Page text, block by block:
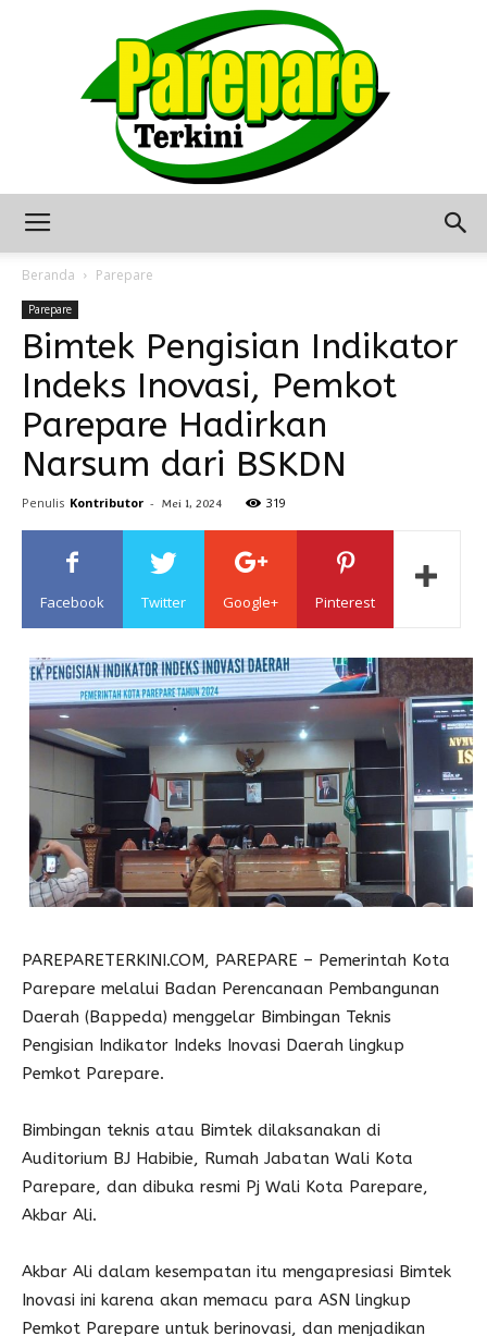
Terkini
Seputar
Sulawesi
Beranda Parepare
Parepare
Bimtek Pengisian Indikator
Indeks Inovasi, Pemkot
Parepare Hadirkan
Narsum dari BSKDN
Penulis Kontributor - Mei 1, 2024 319
Facebook Twitter Google+ Pinterest
PAREPARETERKINI.COM, PAREPARE – Pemerintah Kota
Parepare melalui Badan Perencanaan Pembangunan
Daerah (Bappeda) menggelar Bimbingan Teknis
Pengisian Indikator Indeks Inovasi Daerah lingkup
Pemkot Parepare.
Bimbingan teknis atau Bimtek dilaksanakan di
Auditorium BJ Habibie, Rumah Jabatan Wali Kota
Parepare, dan dibuka resmi Pj Wali Kota Parepare,
Akbar Ali.
Akbar Ali dalam kesempatan itu mengapresiasi Bimtek
Inovasi ini karena akan memacu para ASN lingkup
Pemkot Parepare untuk berinovasi, dan menjadikan